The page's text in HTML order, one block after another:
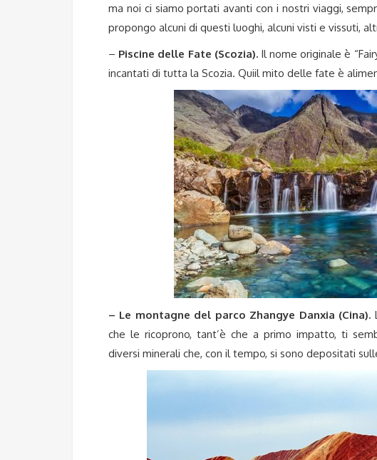
ma noi ci siamo portati avanti con i nostri viaggi,
propongo alcuni di questi luoghi, alcuni visti e vissuti,
– Piscine delle Fate (Scozia). Il nome originale è
incantati di tutta la Scozia. Quiil mito delle fate è
– Le montagne del parco Zhangye Danxia (Cina).
che le ricoprono, tant’è che a primo impatto, ti
diversi minerali che, con il tempo, si sono depositati